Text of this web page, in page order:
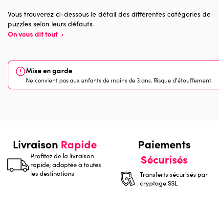
Dimensions
Vous trouverez ci-dessous le détail des différentes catégories de
puzzles selon leurs défauts.
On vous dit tout ›
Mise en garde
Ne convient pas aux enfants de moins de 3 ans. Risque d'étouffement.
Livraison Rapide
Profitez de la livraison
rapide, adaptée à toutes
les destinations
Paiements
Sécurisés
Transferts sécurisés par
cryptage SSL